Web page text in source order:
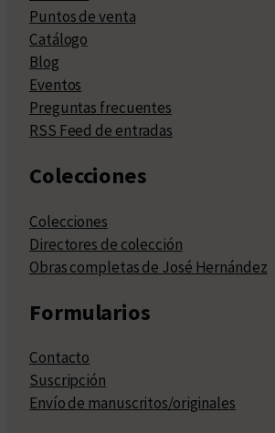
Puntos de venta
Catálogo
Blog
Eventos
Preguntas frecuentes
RSS Feed de entradas
Colecciones
Colecciones
Directores de colección
Obras completas de José Hernández
Formularios
Contacto
Suscripción
Envío de manuscritos/originales